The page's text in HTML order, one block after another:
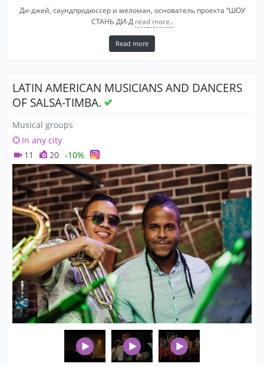
Ди-джей, саундпродюссер и меломан, основатель проекта “ШОУ
СТАНЬ ДИ-Д read more..
Read more
LATIN AMERICAN MUSICIANS AND DANCERS
OF SALSA-TIMBA.
Musical groups
In any city
11
20 -10%